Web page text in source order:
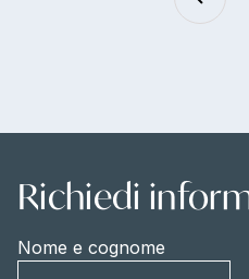
Richiedi
Nome e cognome